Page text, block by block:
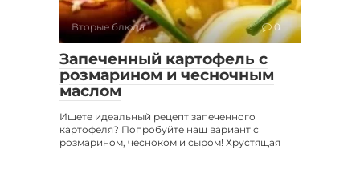
Вторые блюда 0
Запеченный картофель с
розмарином и чесночным
маслом
Ищете идеальный рецепт запеченного
картофеля? Попробуйте наш вариант с
розмарином, чесноком и сыром! Хрустящая